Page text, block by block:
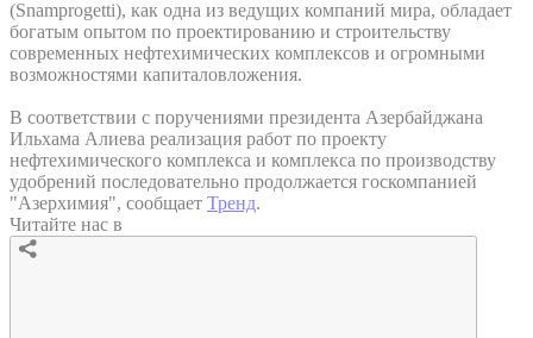
(Snamprogetti), как одна из ведущих компаний мира, обладает
богатым опытом по проектированию и строительству
современных нефтехимических комплексов и огромными
возможностями капиталовложения.
В соответствии с поручениями президента Азербайджана
Ильхама Алиева реализация работ по проекту
нефтехимического комплекса и комплекса по производству
удобрений последовательно продолжается госкомпанией
"Азерхимия", сообщает Тренд.
Читайте нас в